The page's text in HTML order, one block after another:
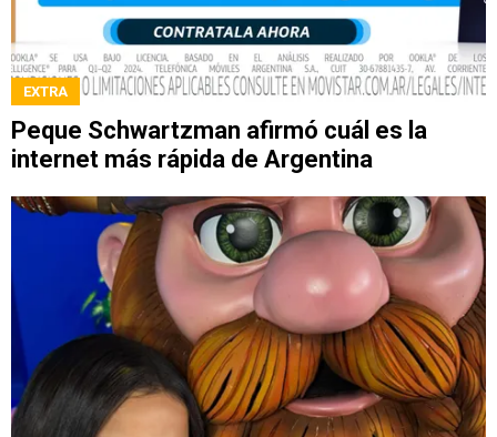
EXTRA
Peque Schwartzman afirmó cuál es la
internet más rápida de Argentina